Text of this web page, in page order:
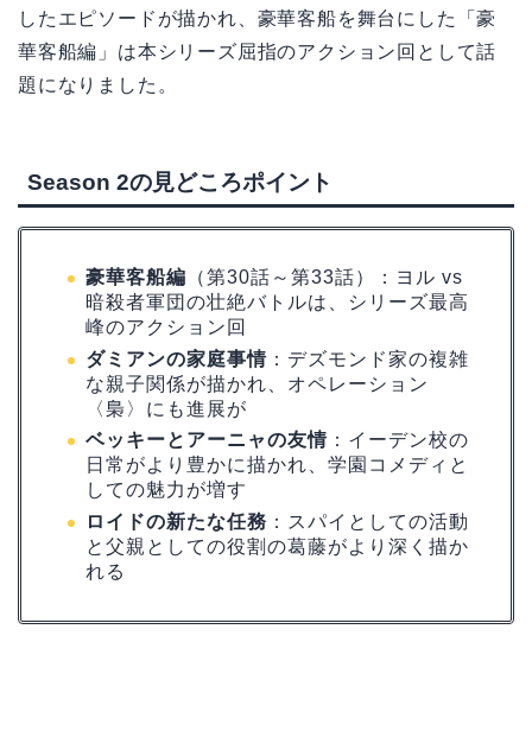
したエピソードが描かれ、豪華客船を舞台にした「豪
華客船編」は本シリーズ屈指のアクション回として話
題になりました。
Season 2の見どころポイント
豪華客船編 （第30話～第33話）：ヨル vs
暗殺者軍団の壮絶バトルは、シリーズ最高
峰のアクション回
ダミアンの家庭事情 ：デズモンド家の複雑
な親子関係が描かれ、オペレーション
〈梟〉にも進展が
ベッキーとアーニャの友情 ：イーデン校の
日常がより豊かに描かれ、学園コメディと
しての魅力が増す
ロイドの新たな任務 ：スパイとしての活動
と父親としての役割の葛藤がより深く描か
れる